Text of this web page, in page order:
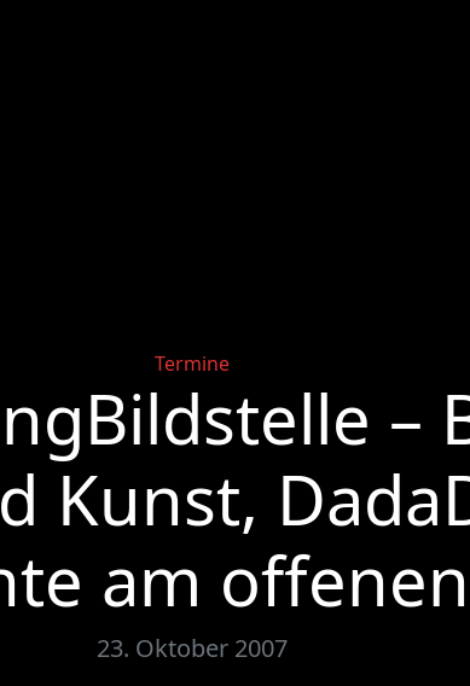
Categories
Termine
–
Kunst,
am
23. Oktober 2007